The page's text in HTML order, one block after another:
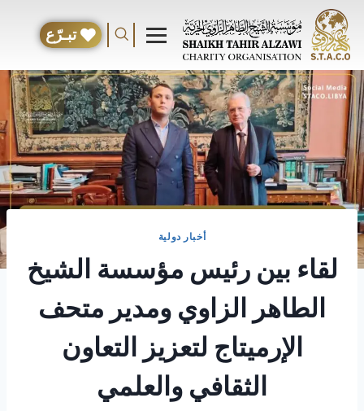
تبـرّع
أخبار دولية
لقاء بين رئيس مؤسسة الشيخ
الطاهر الزاوي ومدير متحف
الإرميتاج لتعزيز التعاون
الثقافي والعلمي